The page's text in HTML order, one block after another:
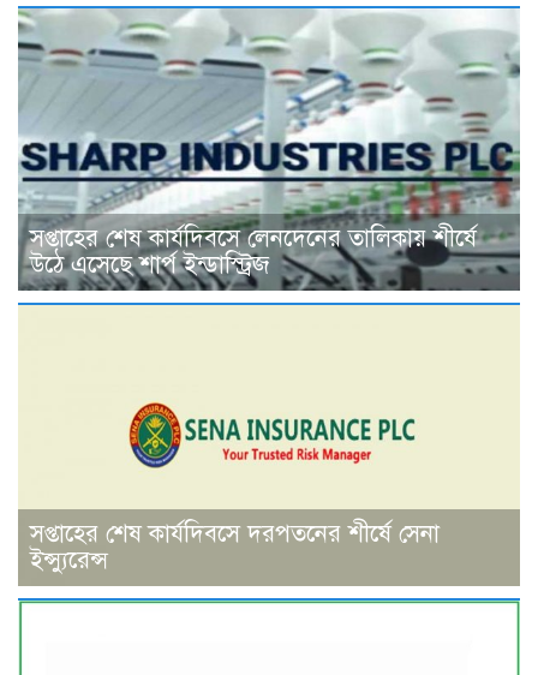
সপ্তাহের শেষ কার্যদিবসে লেনদেনের তালিকায় শীর্ষে
উঠে এসেছে শার্প ইন্ডাস্ট্রিজ
সপ্তাহের শেষ কার্যদিবসে দরপতনের শীর্ষে সেনা
ইন্স্যুরেন্স